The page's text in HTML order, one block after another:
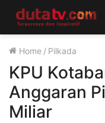
Home / Pilkada
KPU
Anggaran
Miliar